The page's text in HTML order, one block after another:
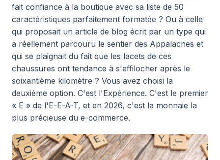
fait confiance à la boutique avec sa liste de 50
caractéristiques parfaitement formatée ? Ou à celle
qui proposait un article de blog écrit par un type qui
a réellement parcouru le sentier des Appalaches et
qui se plaignait du fait que les lacets de ces
chaussures ont tendance à s'effilocher après le
soixantième kilomètre ? Vous avez choisi la
deuxième option. C'est l'Expérience. C'est le premier
« E » de l'E-E-A-T, et en 2026, c'est la monnaie la
plus précieuse du e-commerce.